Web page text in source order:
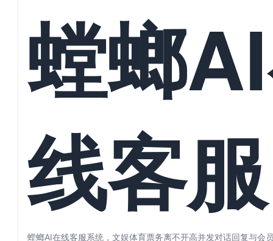
与户
好自
螳螂
线客
螳螂AI在线客服系统，文娱体育票务离不开高并发对话回复与会